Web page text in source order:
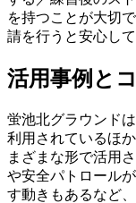
を持つことが大切
請を行うと安心し
活用事例と
蛍池北グラウンド
利用されているほ
まざまな形で活用
や安全パトロール
す動きもあるなど